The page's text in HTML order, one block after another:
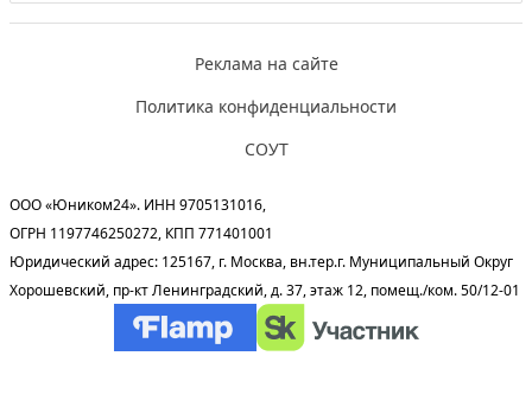
Реклама на сайте
Политика конфиденциальности
СОУТ
ООО «Юником24». ИНН 9705131016,
ОГРН 1197746250272, КПП 771401001
Юридический адрес: 125167, г. Москва, вн.тер.г. Муниципальный Округ
Хорошевский, пр-кт Ленинградский, д. 37, этаж 12, помещ./ком. 50/12-01